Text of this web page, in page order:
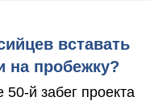
вставать
на пробежку?
й забег проекта